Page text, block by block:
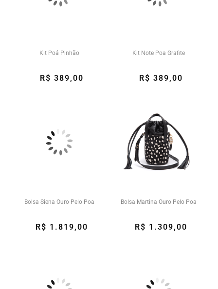
Kit Poá Pinhão
R$ 389,00
Kit Note Poa Grafite
R$ 389,00
Bolsa Siena Ouro Pelo Poa
R$ 1.819,00
Bolsa Martina Ouro Pelo Poa
R$ 1.309,00